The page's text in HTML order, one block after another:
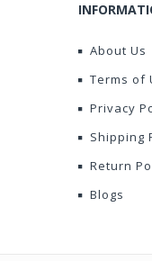
About Us
Terms of
Privacy
Shipping
Return
Blogs